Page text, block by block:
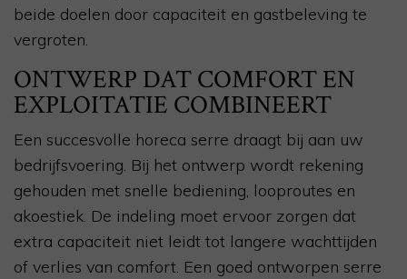
beide doelen door capaciteit en gastbeleving te
vergroten.
ONTWERP DAT COMFORT EN
EXPLOITATIE COMBINEERT
Een succesvolle horeca serre draagt bij aan uw
bedrijfsvoering. Bij het ontwerp wordt rekening
gehouden met snelle bediening, looproutes en
akoestiek. De indeling moet ervoor zorgen dat
extra capaciteit niet leidt tot langere wachttijden
of verlies van comfort. Een goed ontworpen serre